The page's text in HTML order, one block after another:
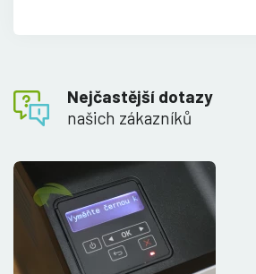
Nejčastější dotazy
našich zákazníků